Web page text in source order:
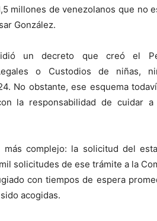
millones de venezolanos que no
González.
un decreto que creó el
o Custodios de niñas,
No obstante, ese esquema
la responsabilidad de cuidar
más complejo: la solicitud del
solicitudes de ese trámite a la
con tiempos de espera
acogidas.